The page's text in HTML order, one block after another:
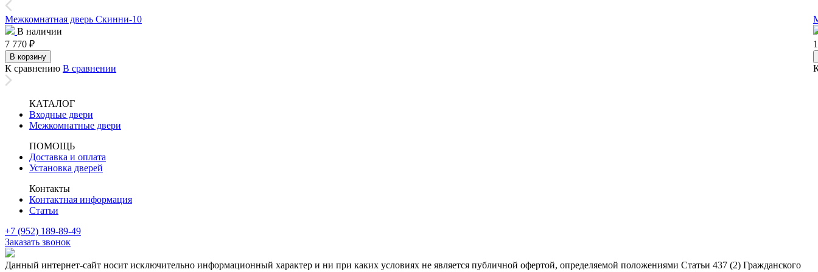
Межкомнатная дверь Скинни-10
В наличии
7 770 ₽
В корзину
К сравнению В сравнении
КАТАЛОГ
Входные двери
Межкомнатные двери
ПОМОЩЬ
Доставка и оплата
Установка дверей
Контакты
Контактная информация
Статьи
+7 (952) 189-89-49
Заказать звонок
Данный интернет-сайт носит исключительно информационный характер и ни при каких условиях не является публичной офертой, определяемой положениями Статьи 437 (2) Гражданского